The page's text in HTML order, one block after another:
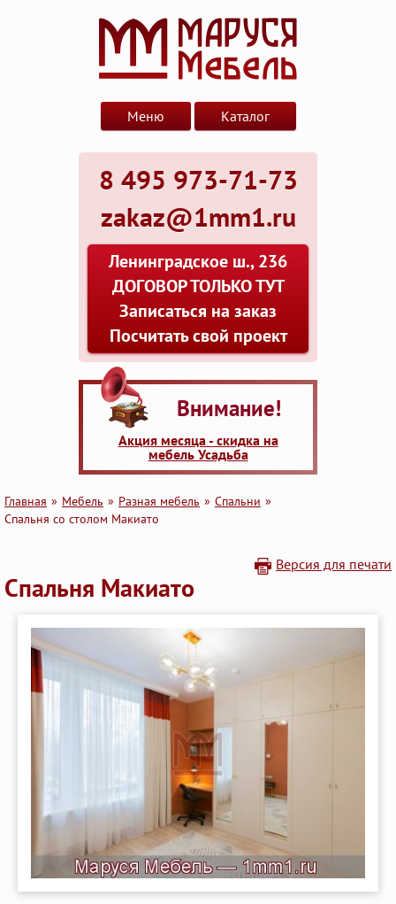
8 495 973-71-73
zakaz@1mm1.ru
Ленинградское ш., 236
ДОГОВОР ТОЛЬКО ТУТ
Записаться на заказ
Посчитать свой проект
Меню Каталог
Внимание!
Акция месяца - скидка на
мебель Усадьба
Главная Мебель Разная мебель
Cпальни
Спальня со столом Макиато
Версия для печати
Спальня Макиато